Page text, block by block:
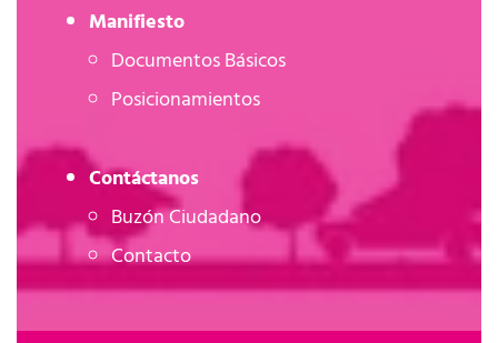
Manifiesto
Documentos Básicos
Posicionamientos
Contáctanos
Buzón Ciudadano
Contacto